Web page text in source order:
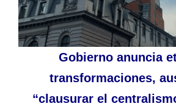
Gobierno anuncia
transformaciones,
“clausurar el